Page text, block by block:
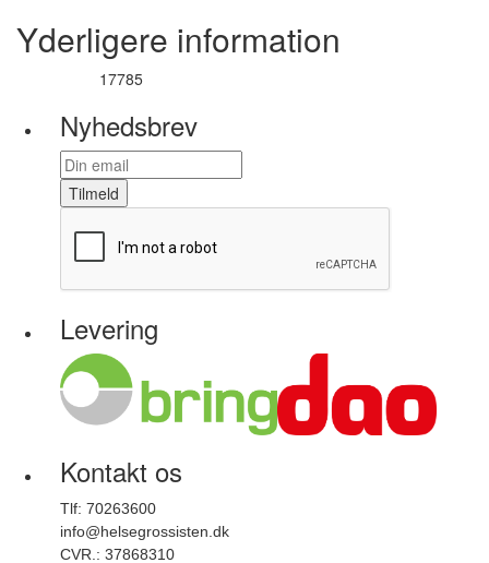
Yderligere information
17785
Nyhedsbrev
Tilmeld
Levering
Kontakt os
Tlf: 70263600
info@helsegrossisten.dk
CVR.: 37868310